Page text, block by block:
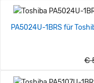
PA5024U-1BRS für
€